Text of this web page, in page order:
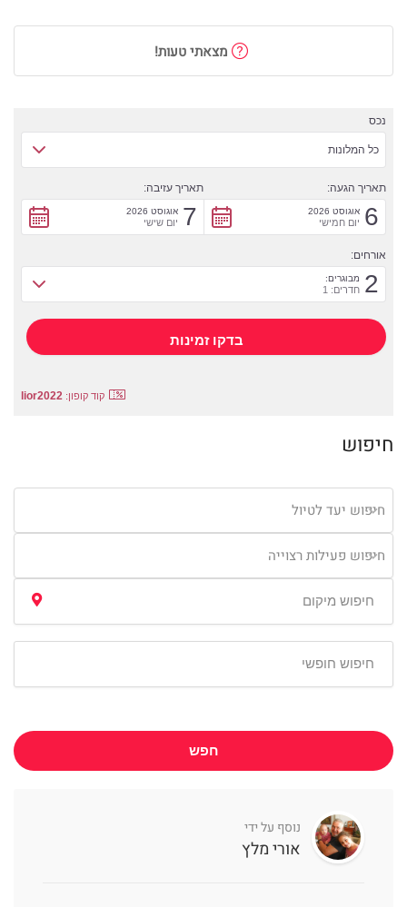
מצאתי טעות!
נכס
כל המלונות
תאריך הגעה:
6 אוגוסט 2026
יום חמישי
תאריך עזיבה:
7 אוגוסט 2026
יום שישי
אורחים:
2 מבוגרים:
חדרים: 1
קוד קופון: lior2022
חיפוש
חיפוש יעד לטיול
חיפוש פעילות רצוייה
חפש
נוסף על ידי
אורי מלץ